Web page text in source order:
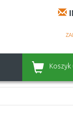
Koszyk